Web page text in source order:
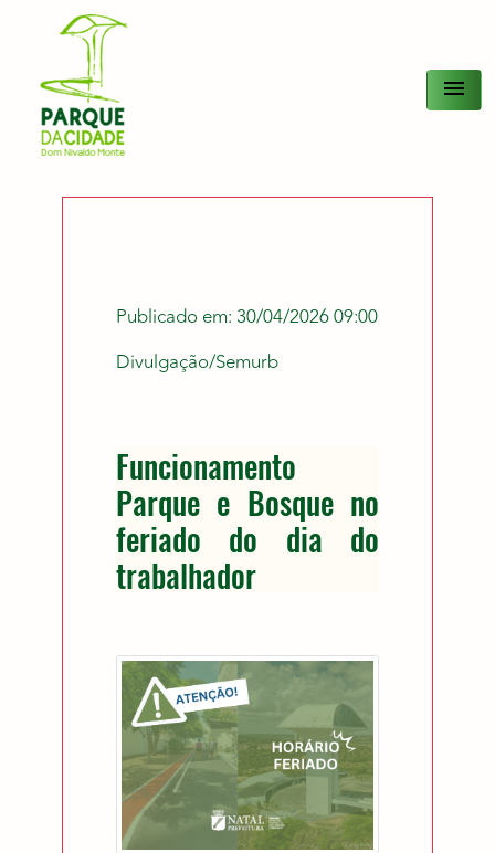
menu
Publicado em: 30/04/2026 09:00
Divulgação/Semurb
Funcionamento
Parque e Bosque no
feriado do dia do
trabalhador